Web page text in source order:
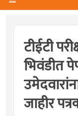
टीईटी
भिवंडीत
जाहीर